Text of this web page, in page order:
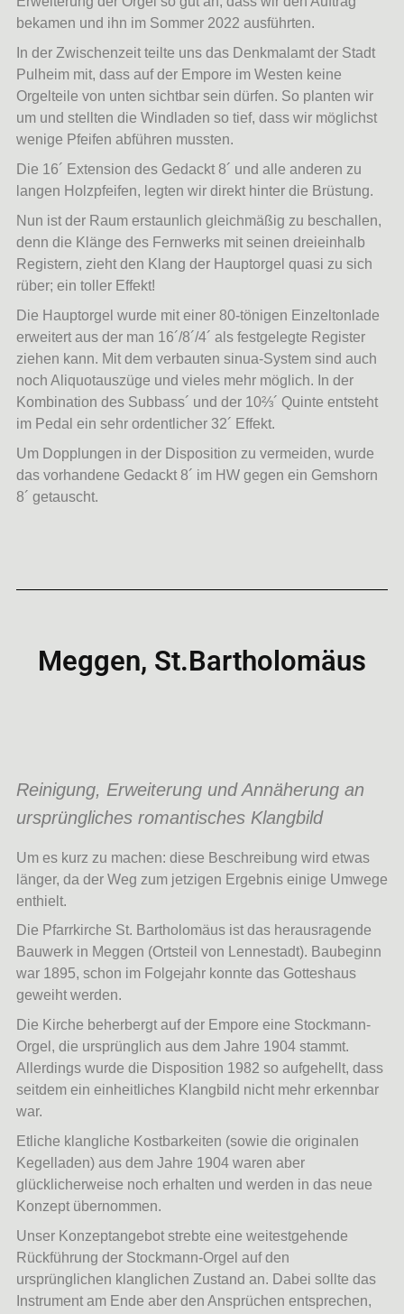
bekamen und ihn im Sommer 2022 ausführten.
In der Zwischenzeit teilte uns das Denkmalamt der Stadt
Pulheim mit, dass auf der Empore im Westen keine
Orgelteile von unten sichtbar sein dürfen. So planten wir
um und stellten die Windladen so tief, dass wir möglichst
wenige Pfeifen abführen mussten.
Die 16´ Extension des Gedackt 8´ und alle anderen zu
langen Holzpfeifen, legten wir direkt hinter die Brüstung.
Nun ist der Raum erstaunlich gleichmäßig zu beschallen,
denn die Klänge des Fernwerks mit seinen dreieinhalb
Registern, zieht den Klang der Hauptorgel quasi zu sich
rüber; ein toller Effekt!
Die Hauptorgel wurde mit einer 80-tönigen Einzeltonlade
erweitert aus der man 16´/8´/4´ als festgelegte Register
ziehen kann. Mit dem verbauten sinua-System sind auch
noch Aliquotauszüge und vieles mehr möglich. In der
Kombination des Subbass´ und der 10⅔´ Quinte entsteht
im Pedal ein sehr ordentlicher 32´ Effekt.
Um Dopplungen in der Disposition zu vermeiden, wurde
das vorhandene Gedackt 8´ im HW gegen ein Gemshorn
8´ getauscht.
Meggen, St.Bartholomäus
Reinigung, Erweiterung und Annäherung an
ursprüngliches romantisches Klangbild
Um es kurz zu machen: diese Beschreibung wird etwas
länger, da der Weg zum jetzigen Ergebnis einige Umwege
enthielt.
Die Pfarrkirche St. Bartholomäus ist das herausragende
Bauwerk in Meggen (Ortsteil von Lennestadt). Baubeginn
war 1895, schon im Folgejahr konnte das Gotteshaus
geweiht werden.
Die Kirche beherbergt auf der Empore eine Stockmann-
Orgel, die ursprünglich aus dem Jahre 1904 stammt.
Allerdings wurde die Disposition 1982 so aufgehellt, dass
seitdem ein einheitliches Klangbild nicht mehr erkennbar
war.
Etliche klangliche Kostbarkeiten (sowie die originalen
Kegelladen) aus dem Jahre 1904 waren aber
glücklicherweise noch erhalten und werden in das neue
Konzept übernommen.
Unser Konzeptangebot strebte eine weitestgehende
Rückführung der Stockmann-Orgel auf den
ursprünglichen klanglichen Zustand an. Dabei sollte das
Instrument am Ende aber den Ansprüchen entsprechen,